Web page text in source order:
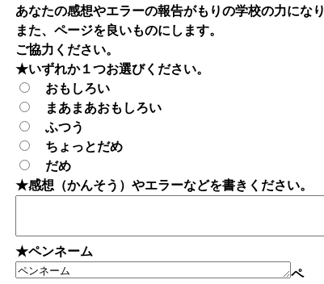
あなたの感想やエラーの報告がもりの学校の力になり
また、ページを良いものにします。
ご協力ください。
★いずれか１つお選びください。
おもしろい
まあまあおもしろい
ふつう
ちょっとだめ
だめ
★感想（かんそう）やエラーなどを書きください。
★ペンネーム
ペ